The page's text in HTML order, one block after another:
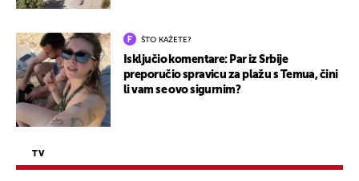
ŠTO KAŽETE?
Isključio komentare: Par iz Srbije
preporučio spravicu za plažu s Temua, čini
li vam se ovo sigurnim?
TV